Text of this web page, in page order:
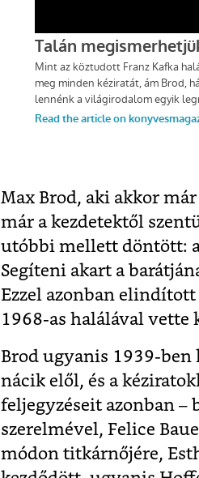
Max Brod, aki akkor
már a kezdetektől
utóbbi mellett döntött:
Segíteni akart a
Ezzel azonban
1968-as halálával vette
Brod ugyanis 1939-
nácik elől, és a
feljegyzéseit azonban –
szerelmével, Felice
módon titkárnőjére,